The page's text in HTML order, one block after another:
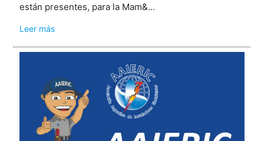
están presentes, para la Mam&...
Leer más